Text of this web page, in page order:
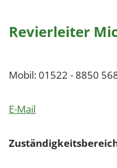
Revierleiter
Mobil: 01522 - 8850
E-Mail